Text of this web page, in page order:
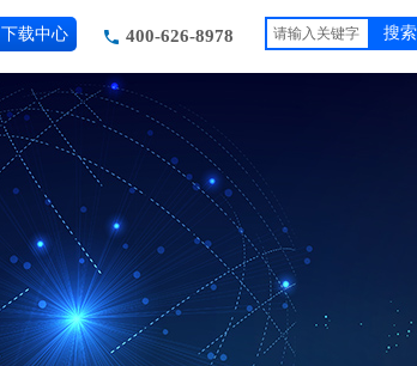
400-626-8978
下载中心 搜索